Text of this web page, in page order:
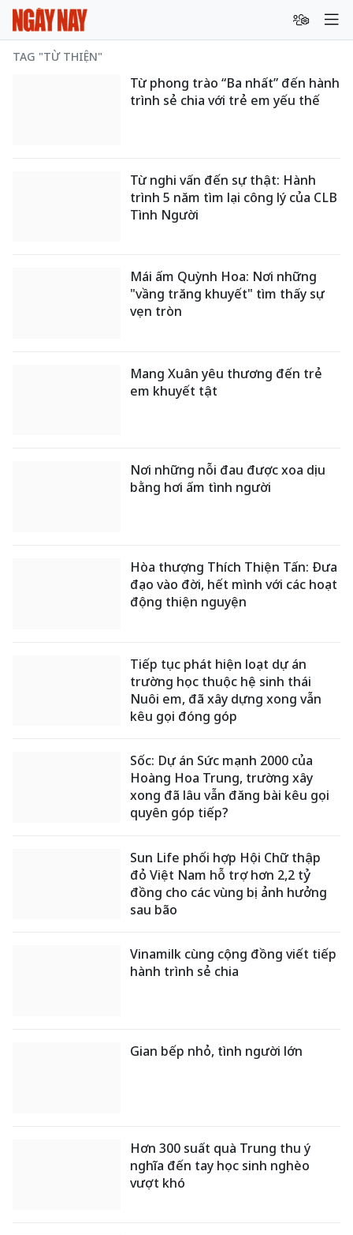
TAG "TỪ THIỆN"
Từ phong trào “Ba nhất” đến hành
trình sẻ chia với trẻ em yếu thế
Từ nghi vấn đến sự thật: Hành
trình 5 năm tìm lại công lý của CLB
Tình Người
Mái ấm Quỳnh Hoa: Nơi những
"vầng trăng khuyết" tìm thấy sự
vẹn tròn
Mang Xuân yêu thương đến trẻ
em khuyết tật
Nơi những nỗi đau được xoa dịu
bằng hơi ấm tình người
Hòa thượng Thích Thiện Tấn: Đưa
đạo vào đời, hết mình với các hoạt
động thiện nguyện
Tiếp tục phát hiện loạt dự án
trường học thuộc hệ sinh thái
Nuôi em, đã xây dựng xong vẫn
kêu gọi đóng góp
Sốc: Dự án Sức mạnh 2000 của
Hoàng Hoa Trung, trường xây
xong đã lâu vẫn đăng bài kêu gọi
quyên góp tiếp?
Sun Life phối hợp Hội Chữ thập
đỏ Việt Nam hỗ trợ hơn 2,2 tỷ
đồng cho các vùng bị ảnh hưởng
sau bão
Vinamilk cùng cộng đồng viết tiếp
hành trình sẻ chia
Gian bếp nhỏ, tình người lớn
Hơn 300 suất quà Trung thu ý
nghĩa đến tay học sinh nghèo
vượt khó